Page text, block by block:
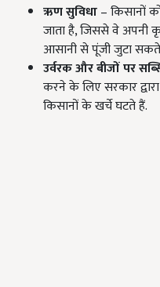
ऋण सुविधा– किसानों
जाता है, जिससे वे
आसानी से पूंजी जुटा
उर्वरक और बीजों पर
करने के लिए सरकार
किसानों के खर्चे घटते हैं.